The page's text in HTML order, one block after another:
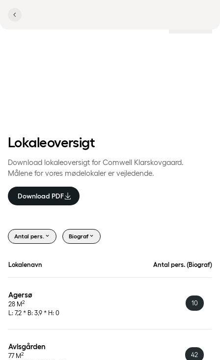
Lokaleoversigt
Download lokaleoversigt for Comwell Klarskovgaard.
Målene for vores mødelokaler er vejledende.
Download PDF
Antal pers. Biograf
Lokalenavn Antal pers. (Biograf)
Agersø
28 M2
L: 7,2 * B: 3,9 * H: 0
10
Avlsgården
77 M2 42